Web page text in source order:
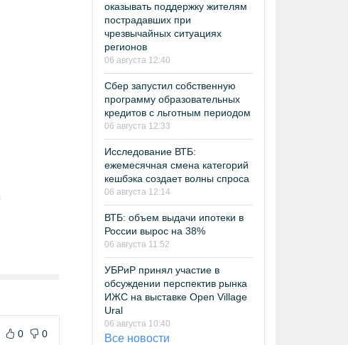
0 0
оказывать поддержку жителям
пострадавших при
чрезвычайных ситуациях
регионов
06 августа 12:40
Сбер запустил собственную
программу образовательных
кредитов с льготным периодом
06 августа 12:33
Исследование ВТБ:
ежемесячная смена категорий
кешбэка создает волны спроса
06 августа 12:14
ВТБ: объем выдачи ипотеки в
России вырос на 38%
06 августа 11:52
УБРиР принял участие в
обсуждении перспектив рынка
ИЖС на выставке Open Village
Ural
06 августа 10:40
Все новости